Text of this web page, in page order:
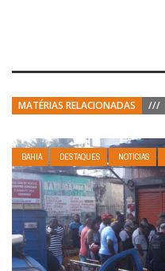
MATÉRIAS RELACIONADAS ///
BAHIA DESTAQUES NOTÍCIAS